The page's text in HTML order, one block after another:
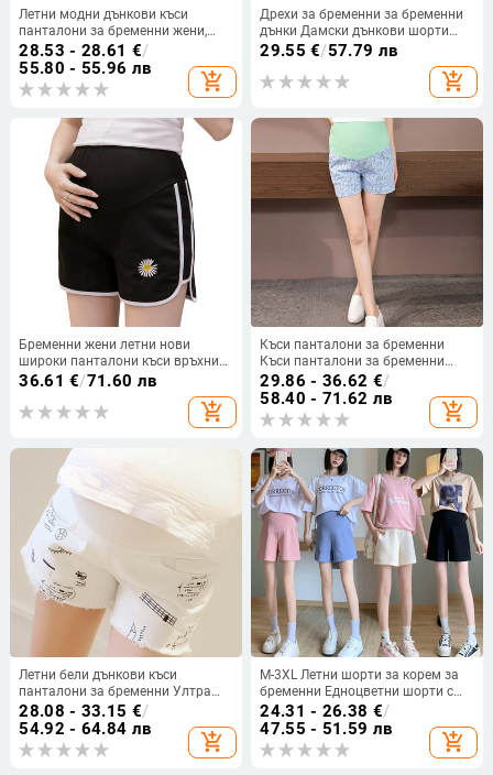
Летни модни дънкови къси
панталони за бременни жени,
широки панталони по корема,
тъмно сини къси дънки за
бременни Ежедневни панталони
за бременни
28.53 - 28.61 €/
55.80 - 55.96 лв
add_shopping_cart
Дрехи за бременни за бременни
дънки Дамски дънкови шорти
Дънки за бременни с ниска талия
панталони Носете на открито
29.55 €/57.79 лв
add_shopping_cart
Бременни жени летни нови
широки панталони къси връхни
облекла ежедневни панталони
модни универсални клинове
предпазни пижами панталони
36.61 €/71.60 лв
add_shopping_cart
Къси панталони за бременни
Къси панталони за бременни
жени с малки цветя на цветя
Памучно лятно облекло
Еластични къси панталони за
грижа за корема
29.86 - 36.62 €/
58.40 - 71.62 лв
add_shopping_cart
Летни бели дънкови къси
панталони за бременни Ултра
тънки бременни жени Шик къси
панталони на бременни дънки
28.08 - 33.15 €/
54.92 - 64.84 лв
add_shopping_cart
M-3XL Летни шорти за корем за
бременни Едноцветни шорти с
висока талия Свободни
ежедневни спортни шорти за
бременни жени със странични
джобове Дамски ботуши
24.31 - 26.38 €/
47.55 - 51.59 лв
add_shopping_cart